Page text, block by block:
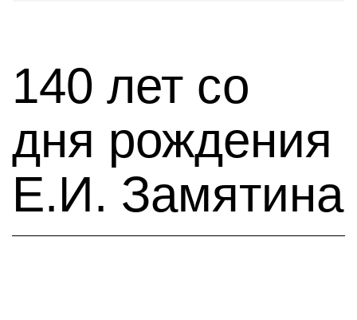
140 лет со
дня рождения
Е.И. Замятина